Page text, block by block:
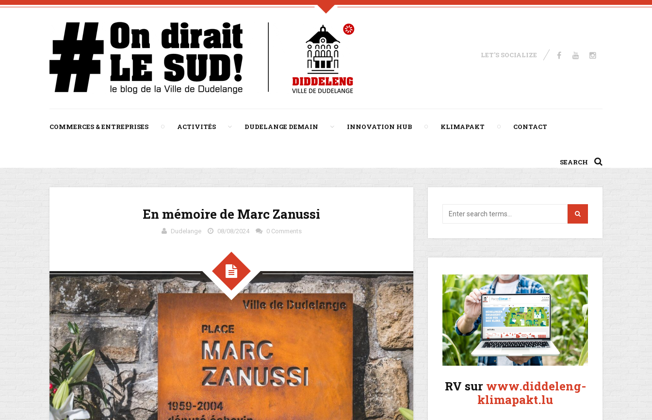
LET'S SOCIALIZE
COMMERCES & ENTREPRISES ACTIVITÉS DUDELANGE DEMAIN INNOVATION HUB KLIMAPAKT CONTACT
SEARCH
En mémoire de Marc Zanussi
Dudelange 08/08/2024 0 Comments
RV sur www.diddeleng-
klimapakt.lu